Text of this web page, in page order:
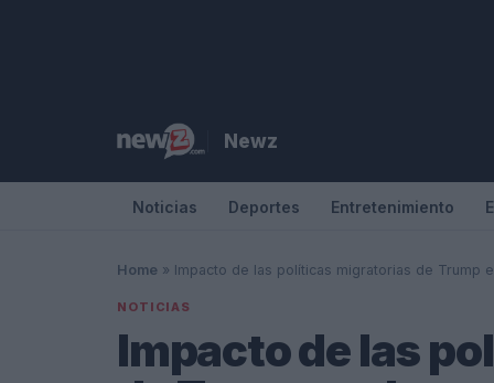
Newz
Noticias Deportes Entretenimiento
Home » Impacto de las políticas migratorias de Trump
NOTICIAS
Impacto de las